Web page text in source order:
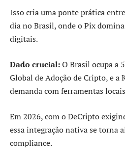
Isso cria uma ponte prática
dia no Brasil, onde o Pix
digitais.
Dado crucial:O Brasil ocupa a
Global de Adoção de Cripto, e a
demanda com ferramentas
Em 2026, com o DeCripto
essa integração nativa se torna
compliance.